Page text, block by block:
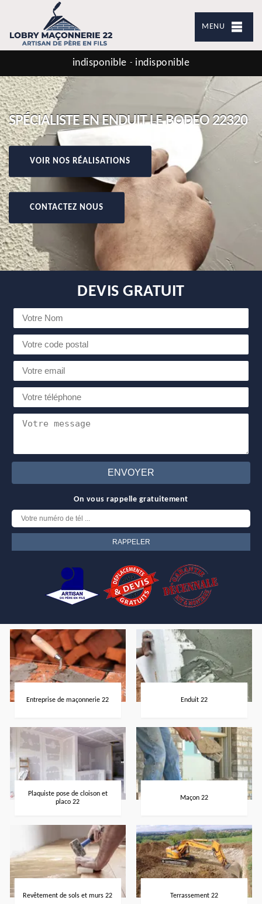
MENU
indisponible - indisponible
SPÉCIALISTE EN ENDUIT LE BODEO 22320
VOIR NOS RÉALISATIONS
CONTACTEZ NOUS
DEVIS GRATUIT
On vous rappelle gratuitement
Entreprise de maçonnerie 22 Enduit 22
Plaquiste pose de cloison et
placo 22
Maçon 22
Revêtement de sols et murs 22 Terrassement 22